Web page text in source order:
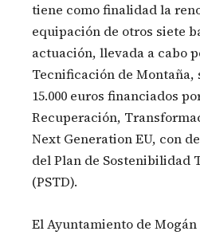
tiene como finalidad la
equipación de otros siete
actuación, llevada a cabo
Tecnificación de Montaña,
15.000 euros financiados
Recuperación,
Next Generation EU, con
del Plan de Sostenibilidad
(PSTD).
El Ayuntamiento de